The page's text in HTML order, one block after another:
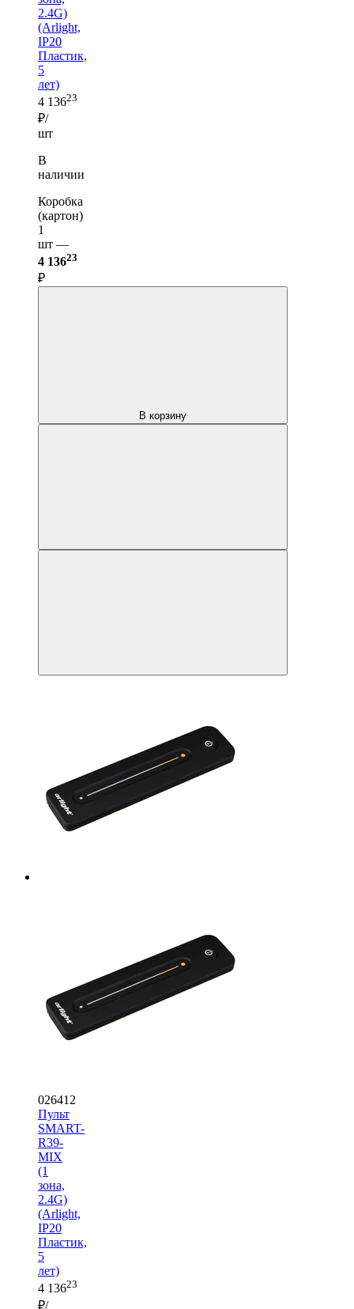
2.4G)
(Arlight,
IP20
Пластик,
5
лет)
4 13623
₽/
шт
В
наличии
Коробка
(картон)
1
шт —
4 13623
₽
В корзину
026412
Пульт
SMART-
R39-
MIX
(1
зона,
2.4G)
(Arlight,
IP20
Пластик,
5
лет)
4 13623
₽/